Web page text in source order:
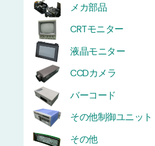
メカ部品
CRTモニター
液晶モニター
CCDカメラ
バーコード
その他制御ユニット
その他